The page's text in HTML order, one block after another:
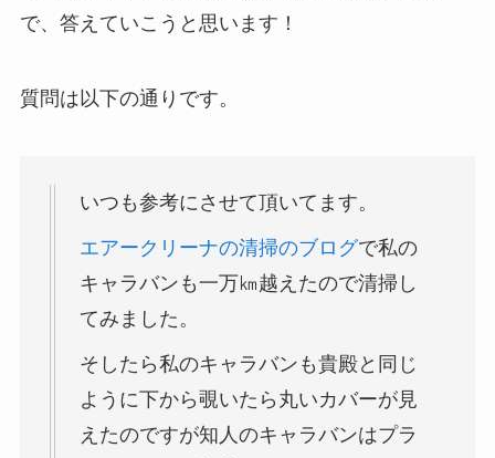
で、答えていこうと思います！
質問は以下の通りです。
いつも参考にさせて頂いてます。
エアークリーナの清掃のブログで私の
キャラバンも一万㎞越えたので清掃し
てみました。
そしたら私のキャラバンも貴殿と同じ
ように下から覗いたら丸いカバーが見
えたのですが知人のキャラバンはプラ